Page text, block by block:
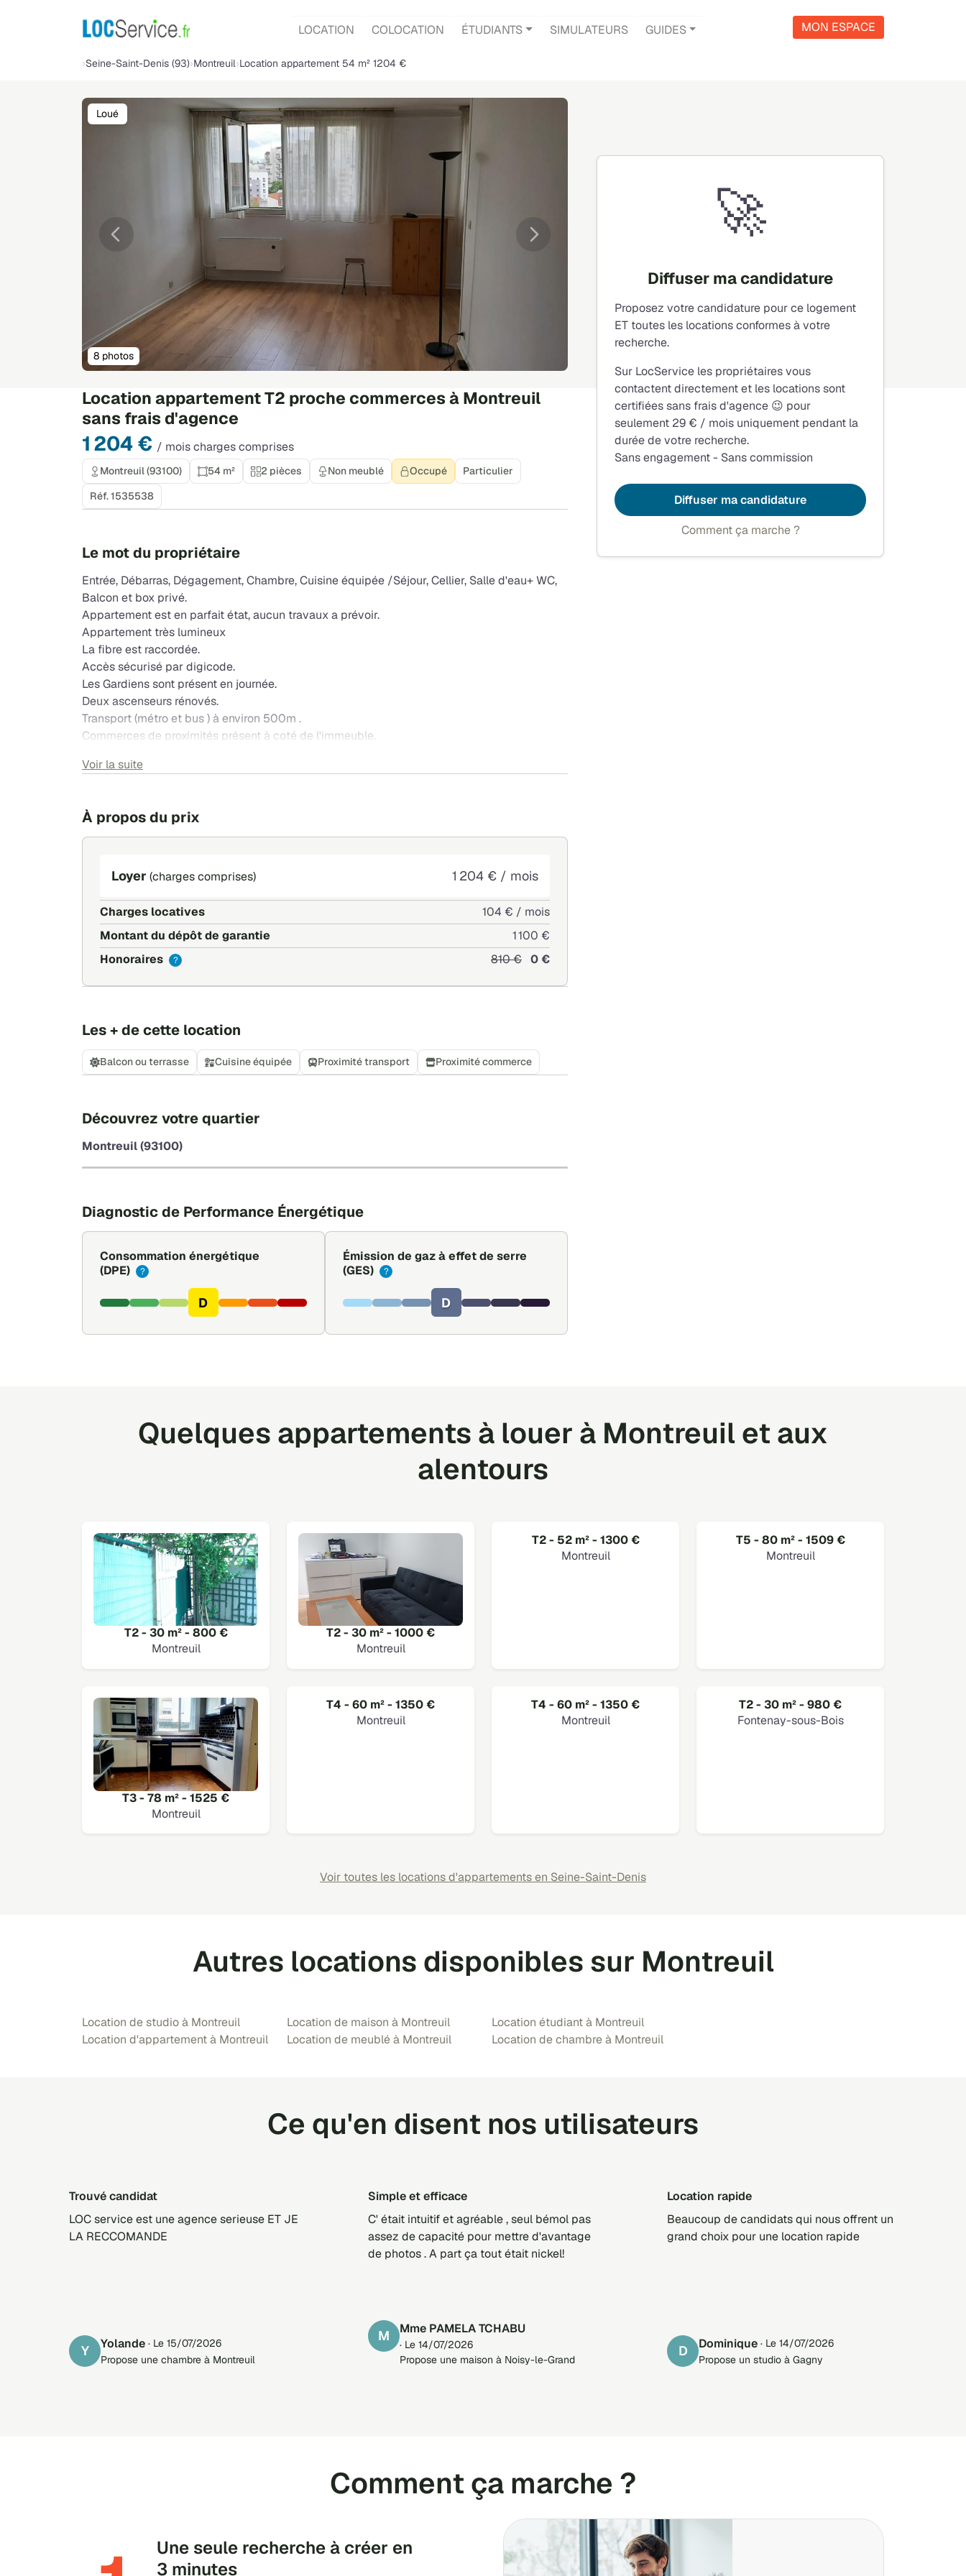
LOCATION COLOCATION ÉTUDIANTS SIMULATEURS GUIDES MON ESPACE
Seine-Saint-Denis (93) Montreuil Location appartement 54 m² 1204 €
Location appartement T2 proche commerces à Montreuil
sans frais d'agence
1 204 € / mois charges comprises
Précédente Suivante
8 photos
Loué
Montreuil (93100) 54 m² 2 pièces Non meublé Occupé
Particulier
Réf. 1535538
Le mot du propriétaire
Entrée, Débarras, Dégagement, Chambre, Cuisine équipée /Séjour, Cellier, Salle d'eau+ WC,
Balcon et box privé.
Appartement est en parfait état, aucun travaux a prévoir.
Appartement très lumineux
La fibre est raccordée.
Accès sécurisé par digicode.
Les Gardiens sont présent en journée.
Deux ascenseurs rénovés.
Transport (métro et bus ) à environ 500m .
Commerces de proximités présent à coté de l'immeuble.
Voir la suite
À propos du prix
Loyer (charges comprises) 1 204 € / mois
Charges locatives
104 € / mois
Montant du dépôt de garantie
1 100 €
Honoraires
? 810 € 0 €
Les + de cette location
Balcon ou terrasse Cuisine équipée Proximité transport Proximité commerce
Découvrez votre quartier
Montreuil (93100)
Diagnostic de Performance Énergétique
Consommation énergétique
(DPE)
?
D
Émission de gaz à effet de serre
(GES)
?
D
🚀
Diffuser ma candidature
Proposez votre candidature pour ce logement
ET toutes les locations conformes à votre
recherche.
Sur LocService les propriétaires vous
contactent directement et les locations sont
certifiées sans frais d'agence 😉 pour
seulement 29 € / mois uniquement pendant la
durée de votre recherche.
Sans engagement - Sans commission
Diffuser ma candidature
Comment ça marche ?
Quelques appartements à louer à Montreuil et aux
alentours
T2 - 30 m² - 800 €
Montreuil
T2 - 30 m² - 1000 €
Montreuil
T2 - 52 m² - 1300 €
Montreuil
T5 - 80 m² - 1509 €
Montreuil
T3 - 78 m² - 1525 €
Montreuil
T4 - 60 m² - 1350 €
Montreuil
T4 - 60 m² - 1350 €
Montreuil
T2 - 30 m² - 980 €
Fontenay-sous-Bois
Voir toutes les locations d'appartements en Seine-Saint-Denis
Autres locations disponibles sur Montreuil
Location de studio à Montreuil
Location d'appartement à Montreuil
Location de maison à Montreuil
Location de meublé à Montreuil
Location étudiant à Montreuil
Location de chambre à Montreuil
Ce qu'en disent nos utilisateurs
trouvé candidat
LOC service est une agence serieuse ET JE
LA RECCOMANDE
Y yolande · Le 15/07/2026
Propose une chambre à Montreuil
Simple et efficace
C' était intuitif et agréable , seul bémol pas
assez de capacité pour mettre d'avantage
de photos . A part ça tout était nickel!
M Mme PAMELA TCHABU
· Le 14/07/2026
Propose une maison à Noisy-le-Grand
Location rapide
Beaucoup de candidats qui nous offrent un
grand choix pour une location rapide
D Dominique · Le 14/07/2026
Propose un studio à Gagny
Comment ça marche ?
Une seule recherche à créer en
3 minutes